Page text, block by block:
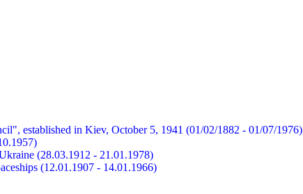
established in Kiev, October 5, 1941 (01/02/1882 - 01/07/1976)
(28.03.1912 - 21.01.1978)
(12.01.1907 - 14.01.1966)